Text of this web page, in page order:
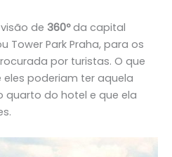
de 360ºda capital
Tower Park Praha, para os
por turistas. O que
poderiam ter aquela
quarto do hotel e que ela